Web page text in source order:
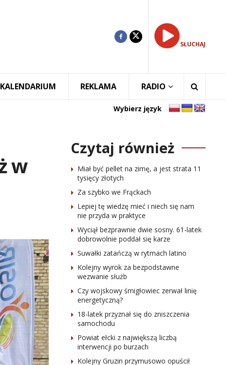
SŁUCHAJ
KALENDARIUM REKLAMA RADIO
Wybierz język
w
Czytaj również
Miał być pellet na zimę, a jest strata 11
tysięcy złotych
Za szybko we Frąckach
Lepiej tę wiedzę mieć i niech się nam
nie przyda w praktyce
Wyciął bezprawnie dwie sosny. 61-latek
dobrowolnie poddał się karze
Suwałki zatańczą w rytmach latino
Kolejny wyrok za bezpodstawne
wezwanie służb
Czy wojskowy śmigłowiec zerwał linię
energetyczną?
18-latek przyznał się do zniszczenia
samochodu
Powiat ełcki z największą liczbą
interwencji po burzach
Kolejny Gruzin przymusowo opuścił